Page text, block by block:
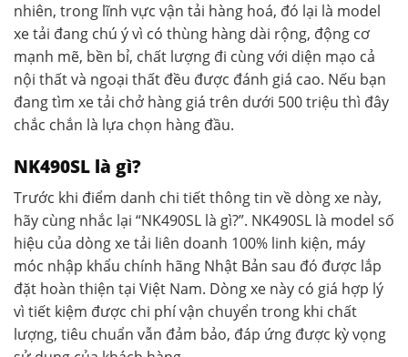
nhiên, trong lĩnh vực vận tải hàng hoá, đó lại là model
xe tải đang chú ý vì có thùng hàng dài rộng, động cơ
mạnh mẽ, bền bỉ, chất lượng đi cùng với diện mạo cả
nội thất và ngoại thất đều được đánh giá cao. Nếu bạn
đang tìm xe tải chở hàng giá trên dưới 500 triệu thì đây
chắc chắn là lựa chọn hàng đầu.
NK490SL là gì?
Trước khi điểm danh chi tiết thông tin về dòng xe này,
hãy cùng nhắc lại “NK490SL là gì?”. NK490SL là model số
hiệu của dòng xe tải liên doanh 100% linh kiện, máy
móc nhập khẩu chính hãng Nhật Bản sau đó được lắp
đặt hoàn thiện tại Việt Nam. Dòng xe này có giá hợp lý
vì tiết kiệm được chi phí vận chuyển trong khi chất
lượng, tiêu chuẩn vẫn đảm bảo, đáp ứng được kỳ vọng